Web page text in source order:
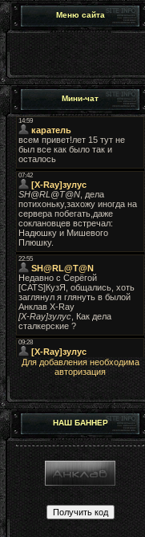
Меню сайта
Мини-чат
Для добавления необходима
авторизация
НАШ БАННЕР